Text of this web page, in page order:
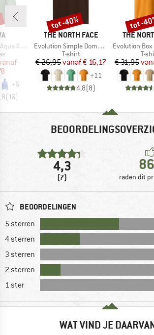
2.5L Jacket
prijs
+6
(16)
MERK
THE NORTH FACE
Artikel
Evolution Simple Dome Short Sleeve
Productgroep
T-shirt
Prijs
€ 26,95 Verlaagde prijs
vanaf€ 16,17
+11
4,8(8)
Korting
tot -40%
MERK
THE
Artikel
Evolution Box NSE
T-
€ 31,95
Korting
tot -
4,3
(7) raden dit
BEOORDELINGEN
5 sterren
4 sterren
3 sterren
2 sterren
1 ster
WAT VIND JE